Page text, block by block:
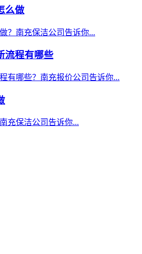
么做
？南充保洁公司告诉你...
流程有哪些
有哪些？南充报价公司告诉你...
充保洁公司告诉你...